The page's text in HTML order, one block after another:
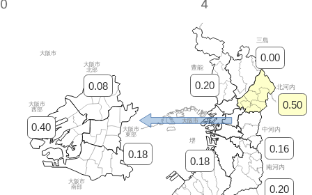
豊能
三島
北河内
中河内
堺
南河内
大阪市
北部
大阪市
西部
大阪市
東部
大阪市
南部
大阪市
大阪市
0.20
0.00
0.50
0.16
0.20
0.18
0.08
0.18
0.40